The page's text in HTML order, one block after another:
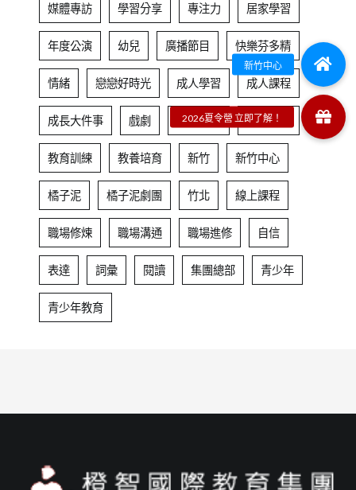
媒體專訪 學習分享 專注力 居家學習
年度公演 幼兒 廣播節目 快樂芬多精
情緒 戀戀好時光 成人學習 成人課程
成長大件事 戲劇 戲劇表達 教育劇場
教育訓練 教養培育 新竹 新竹中心
橘子泥 橘子泥劇團 竹北 線上課程
職場修煉 職場溝通 職場進修 自信
表達 詞彙 閱讀 集團總部 青少年
青少年教育